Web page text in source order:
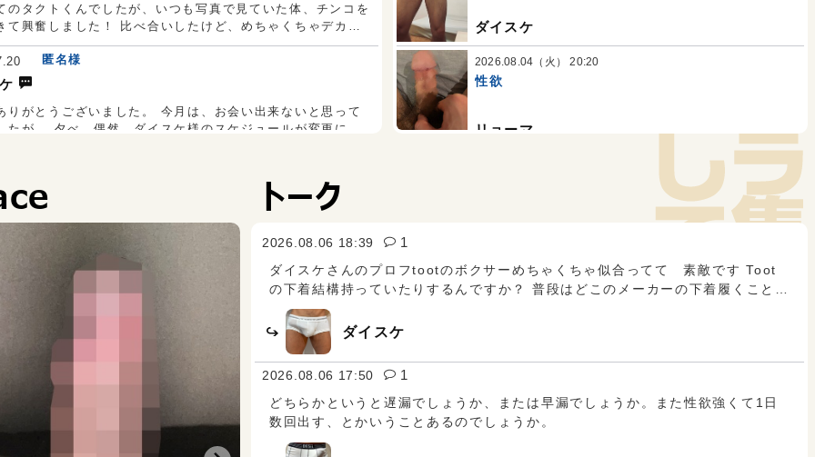
のタクトくんでしたが、いつも写真で見ていた体、チンコを
て興奮しました！ 比べ合いしたけど、めちゃくちゃデカか
！ とてもスタイル良く、イケメンで好感度の高いボーイさ
！ 今回は短い時間でしたがとても優しく対応してもらえて
した♪ 次回はもう少し長めのコースで予約できたらと。
匿名様
りがとうございました。 今月は、お会い出来ないと思って
たが、 夕べ、偶然、ダイスケ様のスケジュールが変更にな
ロい身体になっていて、堪りませんでした。 今日も違うフ
ュで、良かったです。 凄い、大満足でした。 また、来月お
のを、楽しみにしています。 暑い日が続きますが、お身体
けて頑張ってください。 では、また。
ホテルまで来ていただきまして、 ありがとうございます。
触ったら、既におっきくなっていました。さすが変態タクト
。 自分だけ攻めてもらって、 タクト君を逝かせる事が出来
すいませんでした。 次回は泊まりで頼みますので、 何か食
トさんにガン掘りしてもらった時、「次は3Pもいいね」と
もうそれしか考えられなくなり、今回はエイトさん、タイシ
3Pに！ 部屋に入った途端にエロモード全開で、シャワーの
ドの上でも次から次へと押し寄せる快楽に頭はパニック、体
ロに… 2人の掘り方、当て方の違いも感じられて、最後は掘
ら叫びながらの射精で、90分は一瞬でした。 クセになりそ
敵なイケメンさん 4回目の指名です。もうすっかりダイスケ
初から結構攻めさせてもらい、体を舐め回してしまいました
ダイスケ
2026.08.04（火） 20:20
性欲
リョーマ
2026.08.04（火） 06:29
出勤
トーク
2026.08.06 18:39 1
ダイスケさんのプロフtootのボクサーめちゃくちゃ似合ってて 素敵です Toot
の下着結構持っていたりするんですか？ 普段はどこのメーカーの下着履くことが
多いのかよければ 教えて下さい〜
ダイスケ
2026.08.06 17:50 1
どちらかというと遅漏でしょうか、または早漏でしょうか。また性欲強くて1日
数回出す、とかいうことあるのでしょうか。